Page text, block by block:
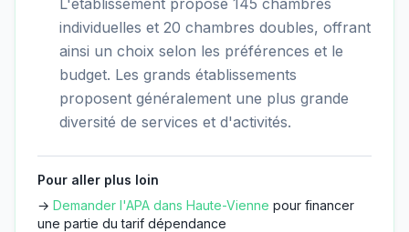
individuelles et 20 chambres doubles, offrant
ainsi un choix selon les préférences et le
budget. Les grands établissements
proposent généralement une plus grande
diversité de services et d'activités.
Pour aller plus loin
→ Demander l'APA dans Haute-Vienne pour financer
une partie du tarif dépendance